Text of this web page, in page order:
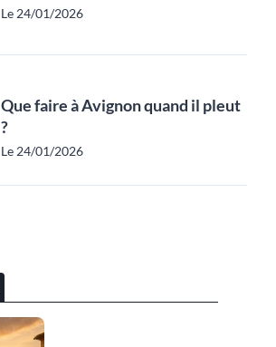
Le 24/01/2026
Que faire à Avignon quand il pleut
?
Le 24/01/2026